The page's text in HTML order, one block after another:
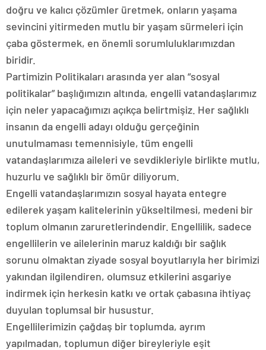
doğru ve kalıcı çözümler üretmek, onların yaşama
sevincini yitirmeden mutlu bir yaşam sürmeleri için
çaba göstermek, en önemli sorumluluklarımızdan
biridir.
Partimizin Politikaları arasında yer alan “sosyal
politikalar” başlığımızın altında, engelli vatandaşlarımız
için neler yapacağımızı açıkça belirtmişiz. Her sağlıklı
insanın da engelli adayı olduğu gerçeğinin
unutulmaması temennisiyle, tüm engelli
vatandaşlarımıza aileleri ve sevdikleriyle birlikte mutlu,
huzurlu ve sağlıklı bir ömür diliyorum.
Engelli vatandaşlarımızın sosyal hayata entegre
edilerek yaşam kalitelerinin yükseltilmesi, medeni bir
toplum olmanın zaruretlerindendir. Engellilik, sadece
engellilerin ve ailelerinin maruz kaldığı bir sağlık
sorunu olmaktan ziyade sosyal boyutlarıyla her birimizi
yakından ilgilendiren, olumsuz etkilerini asgariye
indirmek için herkesin katkı ve ortak çabasına ihtiyaç
duyulan toplumsal bir husustur.
Engellilerimizin çağdaş bir toplumda, ayrım
yapılmadan, toplumun diğer bireyleriyle eşit